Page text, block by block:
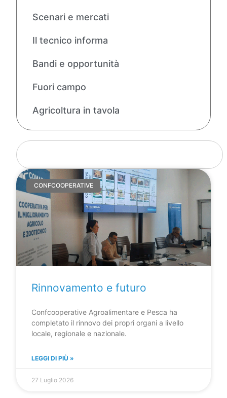
CONFCOOPERATIVE
Rinnovamento e futuro
Confcooperative Agroalimentare e Pesca ha
completato il rinnovo dei propri organi a livello
locale, regionale e nazionale.
LEGGI DI PIÙ »
27 Luglio 2026
Scenari e mercati
Il tecnico informa
Bandi e opportunità
Fuori campo
Agricoltura in tavola